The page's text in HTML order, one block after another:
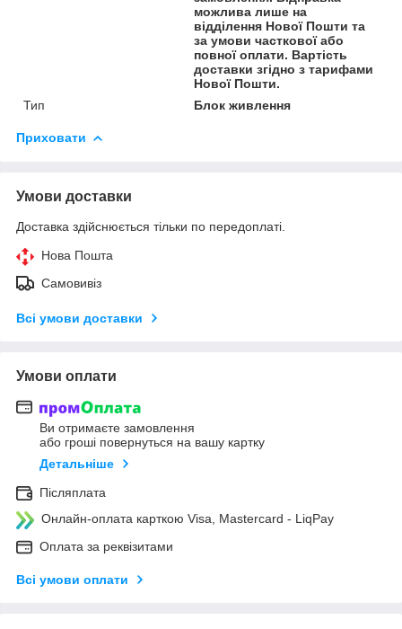
можлива лише на
відділення Нової Пошти та
за умови часткової або
повної оплати. Вартість
доставки згідно з тарифами
Нової Пошти.
Тип
Блок живлення
Приховати
Умови доставки
Доставка здійснюється тільки по передоплаті.
Нова Пошта
Самовивіз
Всі умови доставки
Умови оплати
Ви отримаєте замовлення
або гроші повернуться на вашу картку
Детальніше
Післяплата
Онлайн-оплата карткою Visa, Mastercard - LiqPay
Оплата за реквізитами
Всі умови оплати